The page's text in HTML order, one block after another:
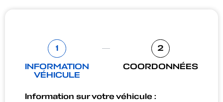
1
INFORMATION
VÉHICULE
2
COORDONNÉES
Information sur votre véhicule :